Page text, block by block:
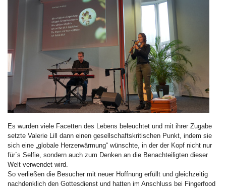
Es wurden viele Facetten des Lebens beleuchtet und mit ihrer Zugabe
setzte Valerie Lill dann einen gesellschaftskritischen Punkt, indem sie
sich eine „globale Herzerwärmung“ wünschte, in der der Kopf nicht nur
für`s Selfie, sondern auch zum Denken an die Benachteiligten dieser
Welt verwendet wird.
So verließen die Besucher mit neuer Hoffnung erfüllt und gleichzeitig
nachdenklich den Gottesdienst und hatten im Anschluss bei Fingerfood